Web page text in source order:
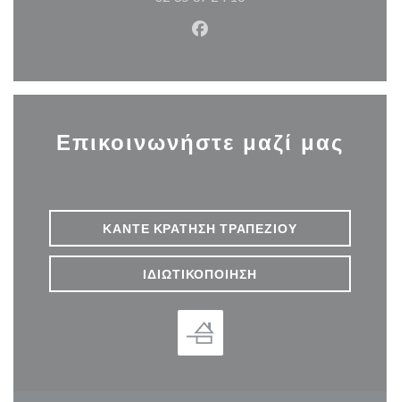
Facebook ((ανοίγει σε νέο
Επικοινωνήστε μαζί μας
ΚΆΝΤΕ ΚΡΆΤΗΣΗ ΤΡΑΠΕΖΙΟΎ
ΙΔΙΩΤΙΚΟΠΟΊΗΣΗ